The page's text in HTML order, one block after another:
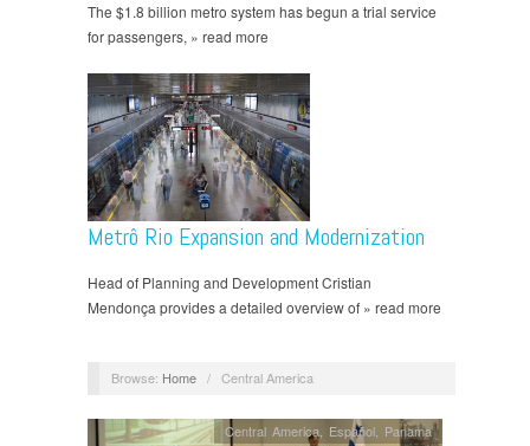
The $1.8 billion metro system has begun a trial service
for passengers, » read more
Metrô Rio Expansion and Modernization
Head of Planning and Development Cristian
Mendonça provides a detailed overview of » read more
Browse: Home / Central America
Central America Español Panama